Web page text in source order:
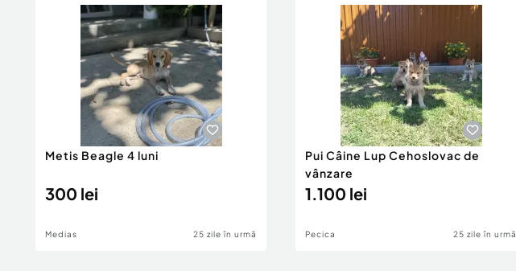
Metis Beagle 4 luni
300 lei
Medias 25 zile în urmă
Pui Câine Lup Cehoslovac de
vânzare
1.100 lei
Pecica 25 zile în urmă